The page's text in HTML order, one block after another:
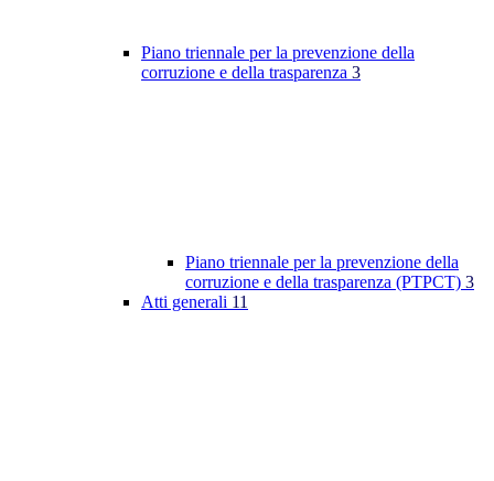
Piano triennale per la prevenzione della
corruzione e della trasparenza 3
Piano triennale per la prevenzione della
corruzione e della trasparenza (PTPCT) 3
Atti generali 11